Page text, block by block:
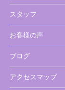
スタッフ
お客様の声
ブログ
アクセスマップ